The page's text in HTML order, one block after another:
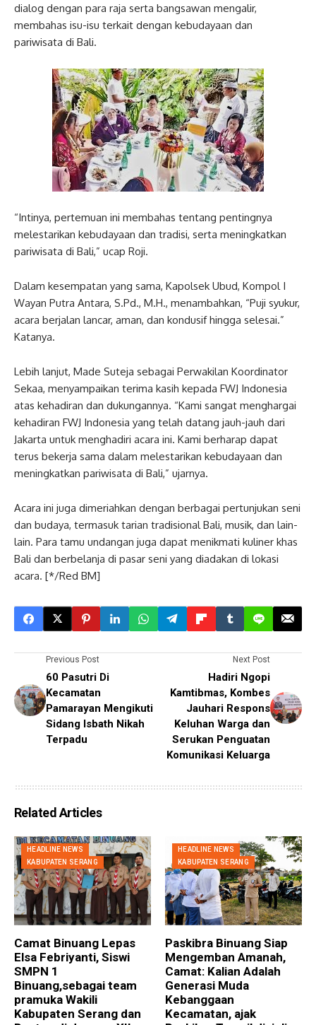
dialog dengan para raja serta bangsawan mengalir,
membahas isu-isu terkait dengan kebudayaan dan
pariwisata di Bali.
“Intinya, pertemuan ini membahas tentang pentingnya
melestarikan kebudayaan dan tradisi, serta meningkatkan
pariwisata di Bali,” ucap Roji.
Dalam kesempatan yang sama, Kapolsek Ubud, Kompol I
Wayan Putra Antara, S.Pd., M.H., menambahkan, “Puji syukur,
acara berjalan lancar, aman, dan kondusif hingga selesai.”
Katanya.
Lebih lanjut, Made Suteja sebagai Perwakilan Koordinator
Sekaa, menyampaikan terima kasih kepada FWJ Indonesia
atas kehadiran dan dukungannya. “Kami sangat menghargai
kehadiran FWJ Indonesia yang telah datang jauh-jauh dari
Jakarta untuk menghadiri acara ini. Kami berharap dapat
terus bekerja sama dalam melestarikan kebudayaan dan
meningkatkan pariwisata di Bali,” ujarnya.
Acara ini juga dimeriahkan dengan berbagai pertunjukan seni
dan budaya, termasuk tarian tradisional Bali, musik, dan lain-
lain. Para tamu undangan juga dapat menikmati kuliner khas
Bali dan berbelanja di pasar seni yang diadakan di lokasi
acara. [*/Red BM]
Previous Post
60 Pasutri Di
Kecamatan
Pamarayan Mengikuti
Sidang Isbath Nikah
Terpadu
Next Post
Hadiri Ngopi
Kamtibmas, Kombes
Jauhari Respons
Keluhan Warga dan
Serukan Penguatan
Komunikasi Keluarga
Related Articles
HEADLINE NEWS
KABUPATEN SERANG
Camat Binuang Lepas
Elsa Febriyanti, Siswi
SMPN 1
Binuang,sebagai team
pramuka Wakili
Kabupaten Serang dan
HEADLINE NEWS
KABUPATEN SERANG
Paskibra Binuang Siap
Mengemban Amanah,
Camat: Kalian Adalah
Generasi Muda
Kebanggaan
Kecamatan, ajak